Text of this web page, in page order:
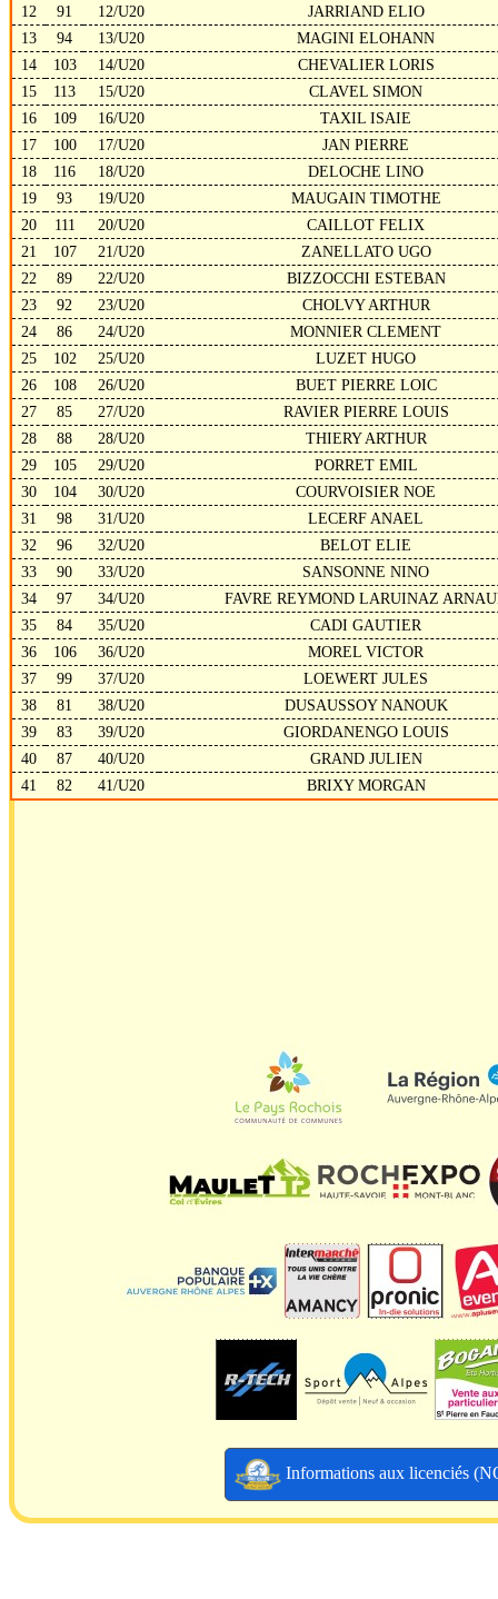
12
91 12/U20
JARRIAND ELIO
13
94 13/U20
MAGINI ELOHANN
14
103 14/U20
CHEVALIER LORIS
15
113 15/U20
CLAVEL SIMON
16
109 16/U20
TAXIL ISAIE
17
100 17/U20
JAN PIERRE
18
116 18/U20
DELOCHE LINO
19
93 19/U20
MAUGAIN TIMOTHE
20
111 20/U20
CAILLOT FELIX
21
107 21/U20
ZANELLATO UGO
22
89 22/U20
BIZZOCCHI ESTEBAN
23
92 23/U20
CHOLVY ARTHUR
24
86 24/U20
MONNIER CLEMENT
25
102 25/U20
LUZET HUGO
26
108 26/U20
BUET PIERRE LOIC
27
85 27/U20
RAVIER PIERRE LOUIS
28
88 28/U20
THIERY ARTHUR
29
105 29/U20
PORRET EMIL
30
104 30/U20
COURVOISIER NOE
31
98 31/U20
LECERF ANAEL
32
96 32/U20
BELOT ELIE
33
90 33/U20
SANSONNE NINO
34
97 34/U20
FAVRE REYMOND LARUINAZ
35
84 35/U20
CADI GAUTIER
36
106 36/U20
MOREL VICTOR
37
99 37/U20
LOEWERT JULES
38
81 38/U20
DUSAUSSOY NANOUK
39
83 39/U20
GIORDANENGO LOUIS
40
87 40/U20
GRAND JULIEN
41
82 41/U20 BRIXY MORGAN
Informations aux licenciés